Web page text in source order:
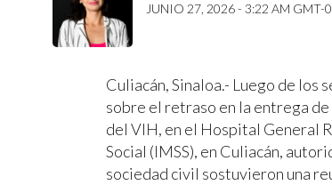
JUNIO 27, 2026 - 3:22 AM GMT-
Culiacán, Sinaloa.- Luego de los
sobre el retraso en la entrega
del VIH, en el Hospital General
Social (IMSS), en Culiacán,
sociedad civil sostuvieron una